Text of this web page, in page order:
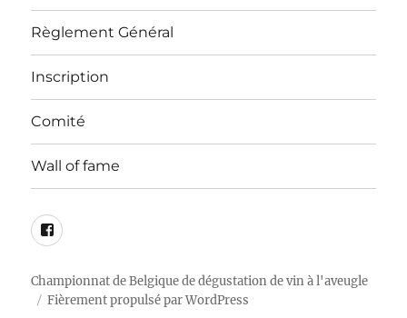
Règlement Général
Inscription
Comité
Wall of fame
Facebook
Championnat de Belgique de dégustation de vin à l'aveugle
Fièrement propulsé par WordPress